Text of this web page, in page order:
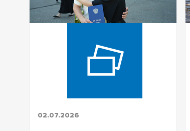
02.07.2026